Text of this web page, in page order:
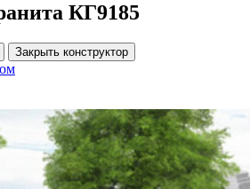
КГ9185
Закрыть конструктор